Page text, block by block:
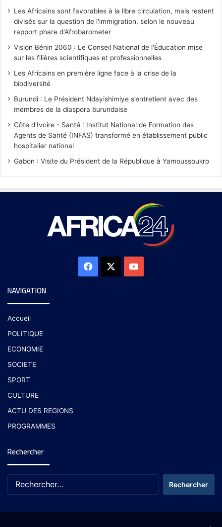
Les Africains sont favorables à la libre circulation, mais restent
divisés sur la question de l'immigration, selon le nouveau
rapport phare d'Afrobarometer
Vision Bénin 2060 : Le Conseil National de l'Éducation mise
sur les filières scientifiques et professionnelles
Les Africains en première ligne face à la crise de la
biodiversité
Burundi : Le Président Ndayishimiye s’entretient avec des
membres de la diaspora burundaise
Côte d'Ivoire - Santé : Institut National de Formation des
Agents de Santé (INFAS) transformé en établissement public
hospitalier national
Gabon : Visite du Président de la République à Yamoussoukro
NAVIGATION
Accueil
POLITIQUE
ECONOMIE
SOCIETE
SPORT
CULTURE
ACTU DES REGIONS
PROGRAMMES
Rechercher